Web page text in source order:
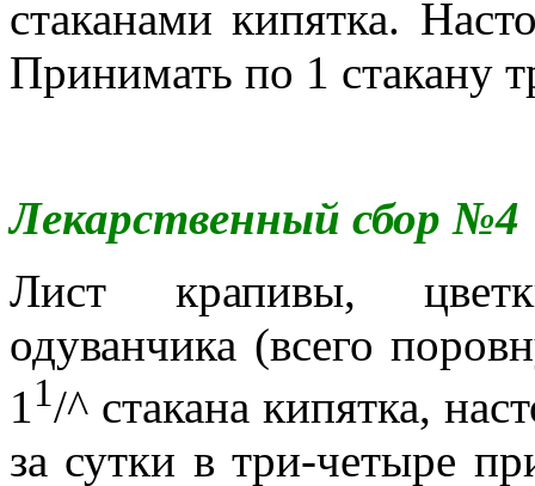
стаканами кипятка.
Принимать по 1 стакану
Лекарственный сбор №4
Лист крапивы,
одуванчика (всего
11/^ стакана кипятка,
за сутки в три-четыре